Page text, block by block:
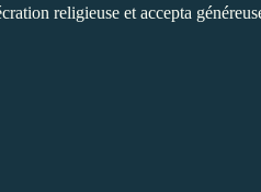
religieuse et accepta